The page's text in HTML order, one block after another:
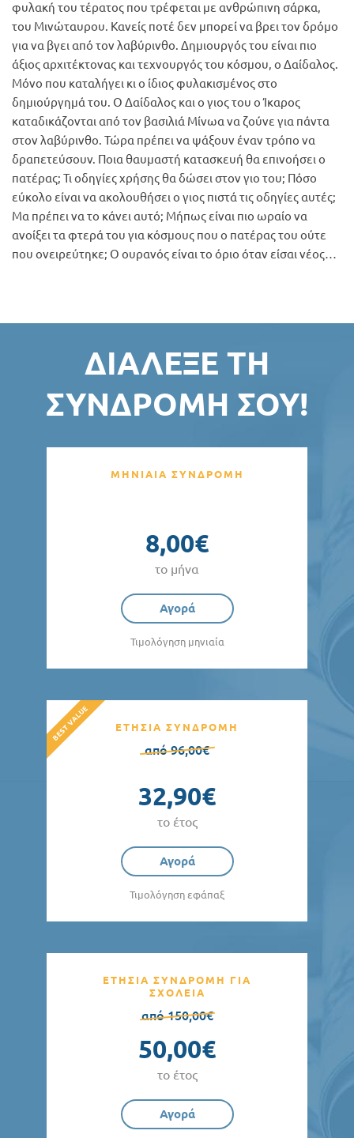
φυλακή του τέρατος που τρέφεται με ανθρώπινη σάρκα,
του Μινώταυρου. Κανείς ποτέ δεν μπορεί να βρει τον δρόμο
για να βγει από τον λαβύρινθο. Δημιουργός του είναι πιο
άξιος αρχιτέκτονας και τεχνουργός του κόσμου, ο Δαίδαλος.
Μόνο που καταλήγει κι ο ίδιος φυλακισμένος στο
δημιούργημά του. Ο Δαίδαλος και ο γιος του ο Ίκαρος
καταδικάζονται από τον βασιλιά Μίνωα να ζούνε για πάντα
στον λαβύρινθο. Τώρα πρέπει να ψάξουν έναν τρόπο να
δραπετεύσουν. Ποια θαυμαστή κατασκευή θα επινοήσει ο
πατέρας; Τι οδηγίες χρήσης θα δώσει στον γιο του; Πόσο
εύκολο είναι να ακολουθήσει ο γιος πιστά τις οδηγίες αυτές;
Μα πρέπει να το κάνει αυτό; Μήπως είναι πιο ωραίο να
ανοίξει τα φτερά του για κόσμους που ο πατέρας του ούτε
που ονειρεύτηκε; Ο ουρανός είναι το όριο όταν είσαι νέος…
ΔΙΆΛΕΞΕ ΤΗ
ΣΥΝΔΡΟΜΉ ΣΟΥ!
ΜΗΝΙΑΙΑ ΣΥΝΔΡΟΜΗ
8,00€
το μήνα
Αγορά
Τιμολόγηση μηνιαία
ΕΤΗΣΙΑ ΣΥΝΔΡΟΜΗ
από 96,00€
32,90€
το έτος
Αγορά
Τιμολόγηση εφάπαξ
ΕΤΗΣΙΑ ΣΥΝΔΡΟΜΗ ΓΙΑ
ΣΧΟΛΕΙΑ
από 150,00€
50,00€
το έτος
Αγορά